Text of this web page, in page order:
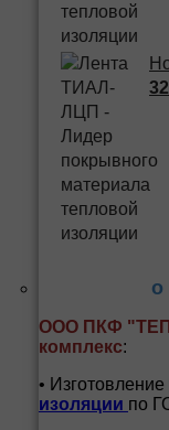
о
ООО ПКФ
комплекс:
• Изготовление
изоляции по